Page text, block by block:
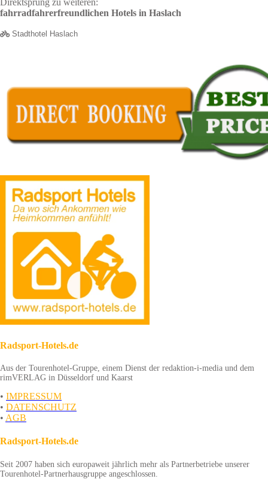
Direktsprung zu weiteren:
fahrradfahrerfreundlichen Hotels in Haslach
Stadthotel Haslach
Radsport-Hotels.de
Aus der Tourenhotel-Gruppe, einem Dienst der redaktion-i-media und dem
rimVERLAG in Düsseldorf und Kaarst
• IMPRESSUM
• DATENSCHUTZ
• AGB
Radsport-Hotels.de
Seit 2007 haben sich europaweit jährlich mehr als Partnerbetriebe unserer
Tourenhotel-Partnerhausgruppe angeschlossen.